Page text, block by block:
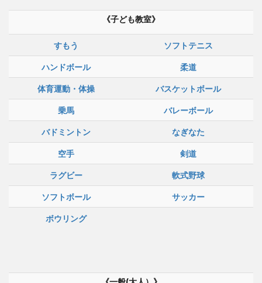
《子ども教室》
すもう
ソフトテニス
ハンドボール
柔道
体育運動・体操
バスケットボール
乗馬
バレーボール
バドミントン
なぎなた
空手
剣道
ラグビー
軟式野球
ソフトボール
サッカー
ボウリング